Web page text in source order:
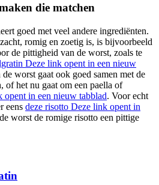
die matchen
goed met veel andere ingrediënten.
romig en zoetig is, is bijvoorbeeld
de pittigheid van de worst, zoals te
Deze link opent in een nieuw
worst gaat ook goed samen met de
of het nu gaat om een paella of
opent in een nieuw tabblad. Voor echt
eens deze risotto Deze link opent in
worst de romige risotto een pittige